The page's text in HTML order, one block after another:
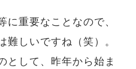
重要なことなので、
しいですね（笑）。
として、昨年から始ま